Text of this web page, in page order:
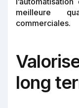
meilleure
commerciales.
long